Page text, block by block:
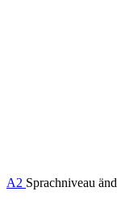
A2 Sprachniveau